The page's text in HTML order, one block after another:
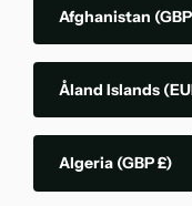
Afghanistan
Åland Islands
Algeria (GBP £)